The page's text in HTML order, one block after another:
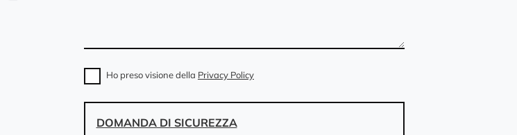
Ho preso visione della Privacy Policy
DOMANDA DI SICUREZZA